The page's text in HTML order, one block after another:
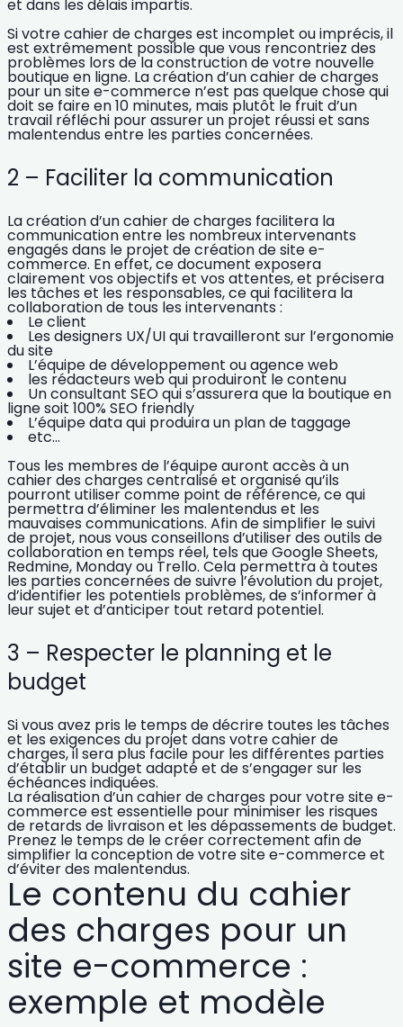
et dans les délais impartis.
Si votre cahier de charges est incomplet ou imprécis, il
est extrêmement possible que vous rencontriez des
problèmes lors de la construction de votre nouvelle
boutique en ligne. La création d’un cahier de charges
pour un site e-commerce n’est pas quelque chose qui
doit se faire en 10 minutes, mais plutôt le fruit d’un
travail réfléchi pour assurer un projet réussi et sans
malentendus entre les parties concernées.
2 – Faciliter la communication
La création d’un cahier de charges facilitera la
communication entre les nombreux intervenants
engagés dans le projet de création de site e-
commerce. En effet, ce document exposera
clairement vos objectifs et vos attentes, et précisera
les tâches et les responsables, ce qui facilitera la
collaboration de tous les intervenants :
Le client
Les designers UX/UI qui travailleront sur l’ergonomie
du site
L’équipe de développement ouagence web
les rédacteurs web qui produiront le contenu
Un consultant SEO qui s’assurera que la boutique en
ligne soit 100% SEO friendly
L’équipe data qui produira un plan de taggage
etc…
Tous les membres de l’équipe auront accès àun
cahier des charges centralisé et organiséqu’ils
pourront utiliser comme point de référence, ce qui
permettra d’éliminer les malentendus et les
mauvaises communications. Afin de simplifier le suivi
de projet, nous vous conseillons d’utiliser des outils de
collaboration en temps réel, tels que Google Sheets,
Redmine, Monday ou Trello. Cela permettra à toutes
les parties concernées desuivre l’évolution du projet,
d’identifier les potentiels problèmes, de s’informer à
leur sujet et d’anticiper tout retard potentiel.
3 – Respecter le planning et le
budget
Si vous avez pris le temps de décrire toutes les tâches
et les exigences du projet dans votre cahier de
charges, il sera plus facile pour les différentes parties
d’établir un budget adapté et de s’engager sur les
échéances indiquées.
La réalisation d’un cahier de charges pour votre site e-
commerce est essentielle pour minimiser les risques
de retards de livraison et les dépassements de budget.
Prenez le temps de le créer correctement afin de
simplifier la conception de votre site e-commerce et
d’éviter des malentendus.
Le contenu du cahier
des charges pour un
site e-commerce :
exemple et modèle